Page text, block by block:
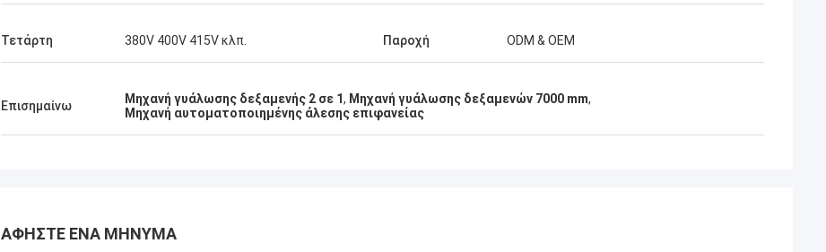
Τετάρτη 380V 400V 415V κλπ. Παροχή ODM & OEM
Επισημαίνω Μηχανή γυάλωσης δεξαμενής 2 σε 1, Μηχανή γυάλωσης δεξαμενών 7000 mm,
Μηχανή αυτοματοποιημένης άλεσης επιφανείας
ΑΦΉΣΤΕ ΈΝΑ ΜΉΝΥΜΑ